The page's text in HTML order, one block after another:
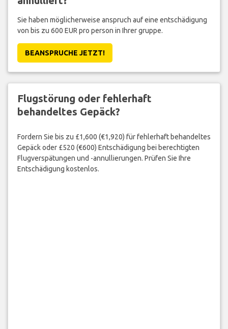
Sie haben möglicherweise anspruch auf eine entschädigung
von bis zu 600 EUR pro person in Ihrer gruppe.
BEANSPRUCHE JETZT!
Flugstörung oder fehlerhaft
behandeltes Gepäck?
Fordern Sie bis zu £1,600 (€1,920) für fehlerhaft behandeltes
Gepäck oder £520 (€600) Entschädigung bei berechtigten
Flugverspätungen und -annullierungen. Prüfen Sie Ihre
Entschädigung kostenlos.